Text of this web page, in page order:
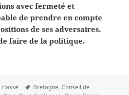
avec fermeté et
de prendre en compte
de ses adversaires.
faire de la politique.
classé
Mots-
Bretagne,Conseil de